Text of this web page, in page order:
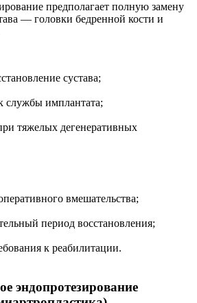
предполагает полную замену
— головки бедренной кости и
сустава;
службы имплантата;
тяжелых дегенеративных
вмешательства;
период восстановления;
к реабилитации.
эндопротезирование